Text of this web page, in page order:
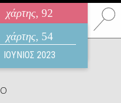
χάρτης, 92
περιοδικό
2026
χάρτης, 54
ΙΟΥΝΙΟΣ 2023